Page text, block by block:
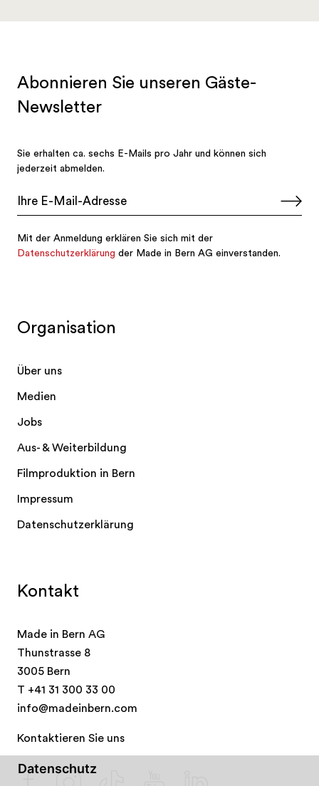
Kontakt
Made in Bern AG
Thunstrasse 8
3005 Bern
T +41 31 300 33 00
info@madeinbern.com
Kontaktieren Sie uns
Organisation
Über uns
Medien
Jobs
Aus- & Weiterbildung
Filmproduktion in Bern
Impressum
Datenschutzerklärung
Datenschutz